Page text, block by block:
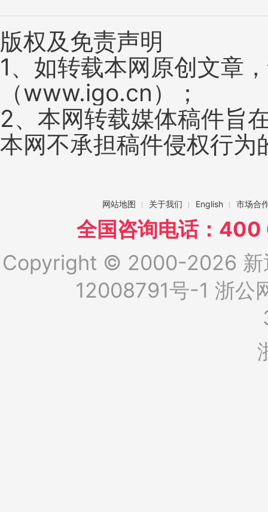
版权及免责声明
1、如转载本网原创文章
（www.igo.cn）；
2、本网转载媒体稿件旨
本网不承担稿件侵权行为
网站地图 关于我们 English 市场合
全国咨询电话：
Copyright © 2000-2026 新
12008791号-1 浙公